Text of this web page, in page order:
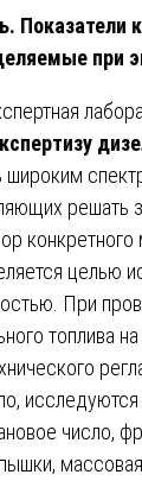
Показатели
при
решать
конкретного
целью
При
топлива
число,